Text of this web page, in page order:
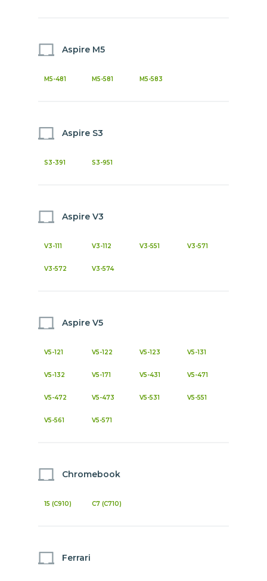
Aspire M5
M5-481 M5-581 M5-583
Aspire S3
S3-391 S3-951
Aspire V3
V3-111 V3-112 V3-551 V3-571
V3-572 V3-574
Aspire V5
V5-121 V5-122 V5-123 V5-131
V5-132 V5-171 V5-431 V5-471
V5-472 V5-473 V5-531 V5-551
V5-561 V5-571
Chromebook
15 (C910) C7 (C710)
Ferrari